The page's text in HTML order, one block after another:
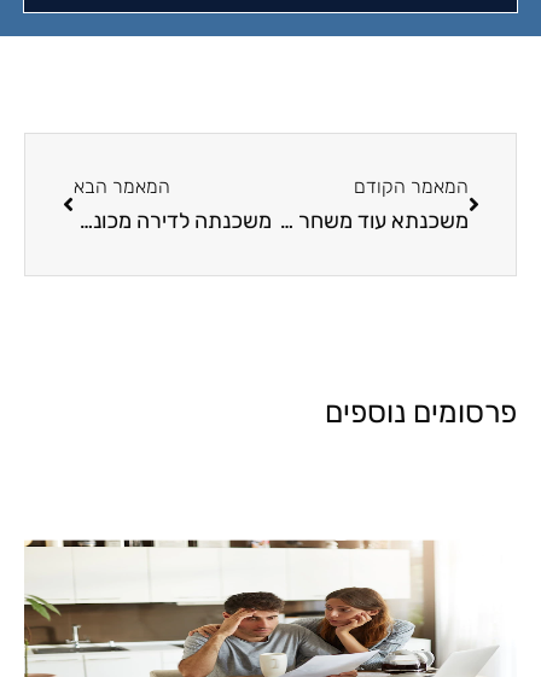
המאמר הקודם
משכנתא עוד משחר ההיסטוריה
המאמר הבא
משכנתה לדירה מכונס נכסים
פרסומים נוספים